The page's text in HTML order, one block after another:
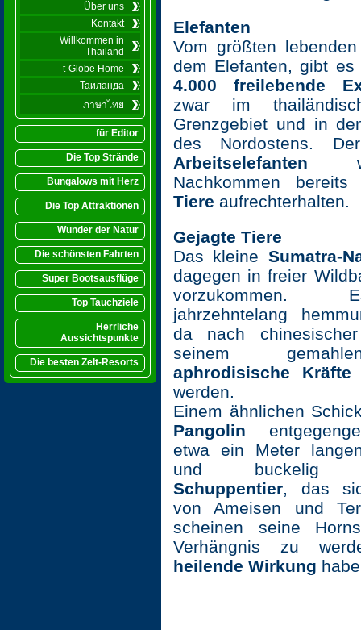
Über uns
Kontakt
Willkommen in
Thailand
t-Globe Home
Таиланда
ภาษาไทย
für Editor
Die Top Strände
Bungalows mit Herz
Die Top Attraktionen
Wunder der Natur
Die schönsten Fahrten
Super Bootsausflüge
Top Tauchziele
Herrliche
Aussichtspunkte
Die besten Zelt-Resorts
Elefanten
Vom größten
dem Elefanten, gibt
4.000 freilebende
zwar im
Grenzgebiet und in
des Nordostens.
Arbeitselefanten
Nachkommen
Tiere aufrechterhalten.
Gejagte Tiere
Das kleine
dagegen in freier
vorzukommen.
jahrzehntelang
da nach chinesischer
seinem
aphrodisische
werden.
Einem ähnlichen
Pangolin
etwa ein Meter
und buckelig
Schuppentier, das
von Ameisen und
scheinen seine
Verhängnis zu
heilende Wirkung